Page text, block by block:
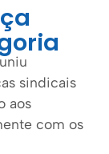
sindicais
aos
com os